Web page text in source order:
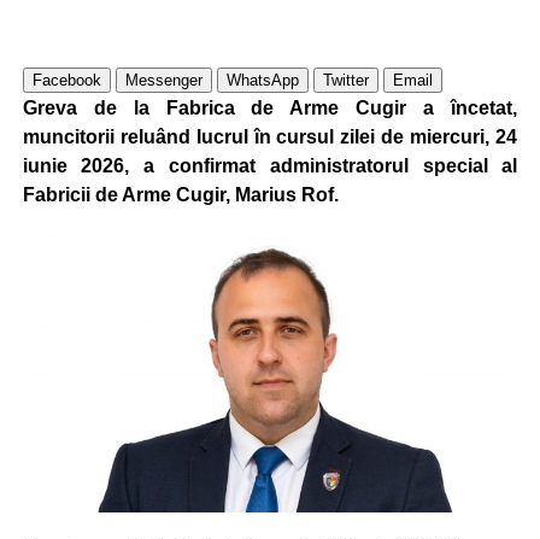
Facebook Messenger WhatsApp Twitter Email
Greva de la Fabrica de Arme Cugir a încetat,
muncitorii reluând lucrul în cursul zilei de miercuri, 24
iunie 2026, a confirmat administratorul special al
Fabricii de Arme Cugir, Marius Rof.